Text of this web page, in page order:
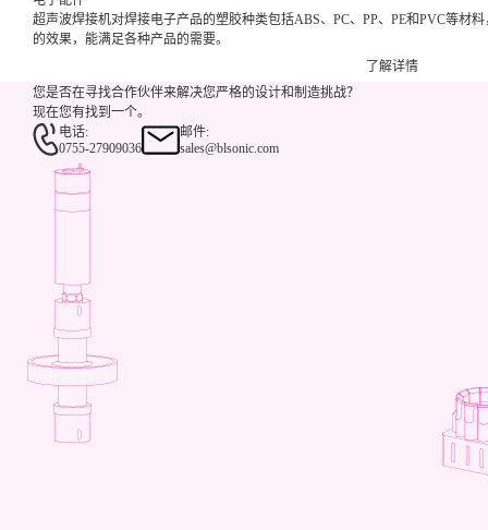
超声波焊接机对焊接电子产品的塑胶种类包括ABS、PC、PP、PE和PVC等材
的效果，能满足各种产品的需要。
了解详情
您是否在寻找合作伙伴来解决您严格的设计和制造挑战？
现在您有找到一个。
电话:
0755-27909036
邮件:
sales@blsonic.com